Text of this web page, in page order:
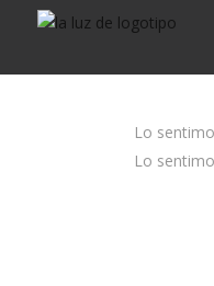
Lo
Lo